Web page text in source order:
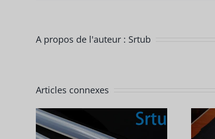
A propos de l'auteur : Srtub
Articles connexes
Quels sont les